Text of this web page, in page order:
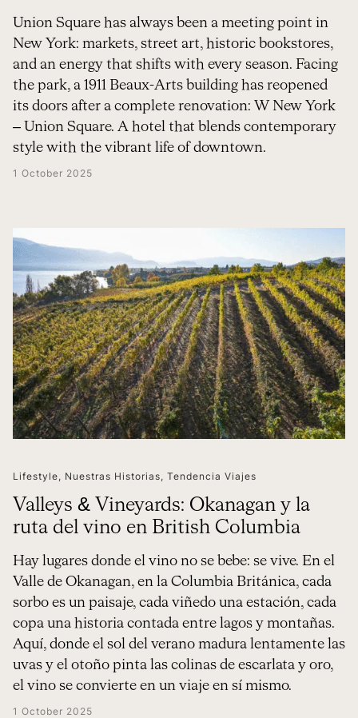
Manhattan
Union Square has always been a meeting point in
New York: markets, street art, historic bookstores,
and an energy that shifts with every season. Facing
the park, a 1911 Beaux-Arts building has reopened
its doors after a complete renovation: W New York
– Union Square. A hotel that blends contemporary
style with the vibrant life of downtown.
1 October 2025
Lifestyle, Nuestras Historias, Tendencia Viajes
Valleys & Vineyards: Okanagan y la
ruta del vino en British Columbia
Hay lugares donde el vino no se bebe: se vive. En el
Valle de Okanagan, en la Columbia Británica, cada
sorbo es un paisaje, cada viñedo una estación, cada
copa una historia contada entre lagos y montañas.
Aquí, donde el sol del verano madura lentamente las
uvas y el otoño pinta las colinas de escarlata y oro,
el vino se convierte en un viaje en sí mismo.
1 October 2025